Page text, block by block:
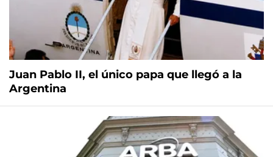
Juan Pablo II, el único papa que llegó a la
Argentina